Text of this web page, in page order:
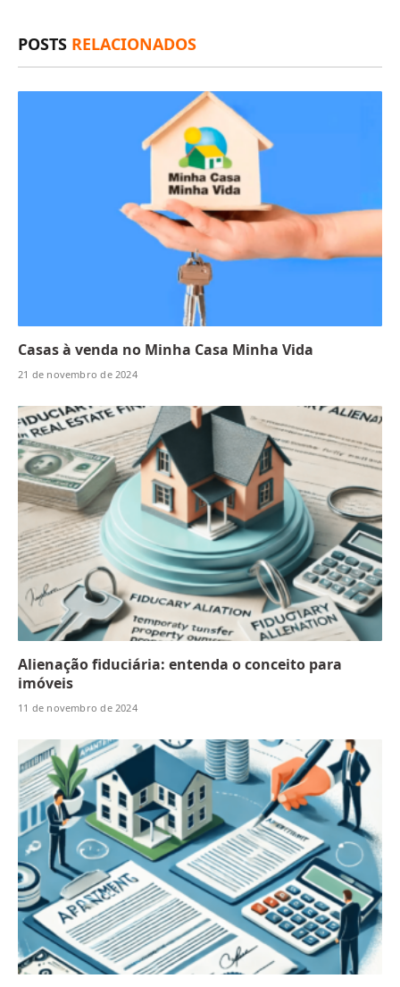
POSTS RELACIONADOS
Casas à venda no Minha Casa Minha Vida
21 de novembro de 2024
Alienação fiduciária: entenda o conceito para
imóveis
11 de novembro de 2024